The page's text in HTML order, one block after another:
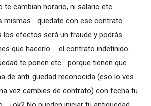
te cambian horario, ni salario etc...
mismas... quedate con ese contrato
los efectos será un fraude y podrás
que hacerlo ... el contrato indefinido...
te ponen etc... porque tienen que
de anti¨güedad reconocida (eso lo ves
vez cambies de contrato) con fecha tu